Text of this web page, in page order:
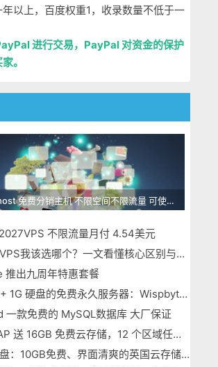
以上，百度权重1，收录数量不低于一
进行交易，PayPal 对资金的保护
。
myownfreehost 免费分销主机 不限空间不限流量 可使用免费域名申请
不限流量月付 4.54美元
我该选哪个？一文看懂核心区别与选择指南
推出九周年特惠套餐
硬盘的免费永久服务器：Wispbyte 上手
一款免费的 MySQL数据库 大厂保证
16GB 免费云存储，12 个区域任选，邮箱注册即可
10GB免费、界面清爽的英国云存储Icedrive体验